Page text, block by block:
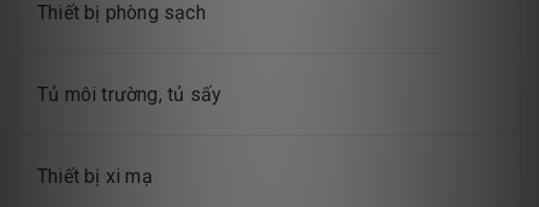
Thiết bị phòng sạch
Tủ môi trường, tủ sấy
Thiết bị xi mạ